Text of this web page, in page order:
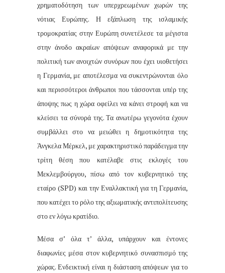
χρηματοδότηση των υπερχρεωμένων χωρών της
νότιας Ευρώπης. Η εξάπλωση της ισλαμικής
τρομοκρατίας στην Ευρώπη συνετέλεσε τα μέγιστα
στην άνοδο ακραίων απόψεων αναφορικά με την
πολιτική των ανοιχτών συνόρων που έχει υιοθετήσει
η Γερμανία, με αποτέλεσμα να συκεντρώνονται όλο
και περισσότεροι άνθρωποι που τάσσονται υπέρ της
άποψης πως η χώρα οφείλει να κάνει στροφή και να
κλείσει τα σύνορά της. Τα ανωτέρω γεγονότα έχουν
συμβάλλει στο να μειώθει η δημοτικότητα της
Άνγκελα Μέρκελ, με χαρακτηριστικό παράδειγμα την
τρίτη θέση που κατέλαβε στις εκλογές του
Μεκλεμβούργου, πίσω από τον κυβερνητικό της
εταίρο (SPD) και την Εναλλακτική για τη Γερμανία,
που κατέχει το ρόλο της αξιωματικής αντιπολίτευσης
στο εν λόγω κρατίδιο.
Μέσα σ’ όλα τ’ άλλα, υπάρχουν και έντονες
διαφωνίες μέσα στον κυβερνητικό συνασπισμό της
χώρας. Ενδεικτική είναι η διάσταση απόψεων για το